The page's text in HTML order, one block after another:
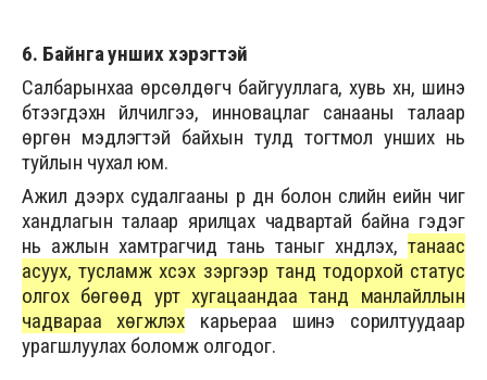
6. Байнга унших хэрэгтэй
Салбарынхаа өрсөлдөгч байгууллага, хувь хүн, шинэ
бүтээгдэхүүн үйлчилгээ, инновацлаг санааны талаар
өргөн мэдлэгтэй байхын тулд тогтмол унших нь
туйлын чухал юм.
Ажил дээрх судалгааны үр дүн болон сүүлийн үеийн чиг
хандлагын талаар ярилцах чадвартай байна гэдэг
нь ажлын хамтрагчид тань таныг хүндлэх,танаас
асуух, тусламж хүсэх зэргээр танд тодорхой статус
олгох бөгөөд урт хугацаандаа танд манлайллын
чадвараа хөгжүүлэх карьераа шинэ сорилтуудаар
урагшлуулах боломж олгодог.